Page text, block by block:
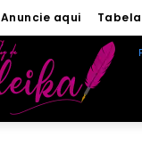
Anuncie aqui